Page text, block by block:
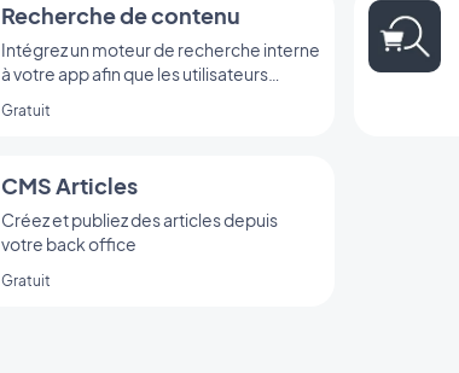
Recherche de contenu
Intégrez un moteur de recherche interne
à votre app afin que les utilisateurs
grâce à l’extension Recherche de
Gratuit
CMS Articles
Créez et publiez des articles depuis
votre back office
Gratuit